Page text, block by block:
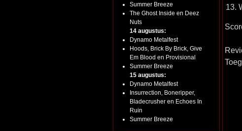
Summer Breeze
The Ghost Inside en Deez
Nuts
14 augustus:
Dynamo Metalfest
Hoods, Brick By Brick, Give
Em Blood en Provisional
Summer Breeze
15 augustus:
Dynamo Metalfest
Insurrection, Boneripper,
Bladecrusher en Echoes In
Ruin
Summer Breeze
13.